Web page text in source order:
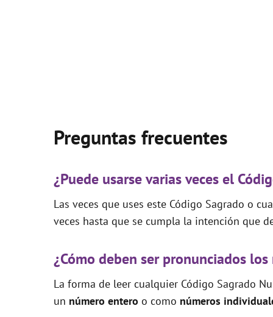
Preguntas frecuentes
¿Puede usarse varias veces el
Las veces que uses este Código Sagrado o
veces hasta que se cumpla la intención que
¿Cómo deben ser pronunciados los
La forma de leer cualquier Código Sagrado
un número entero o como números